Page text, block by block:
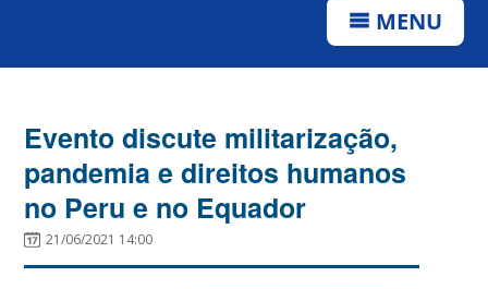
MENU
Evento discute militarização,
pandemia e direitos humanos
no Peru e no Equador
21/06/2021 14:00